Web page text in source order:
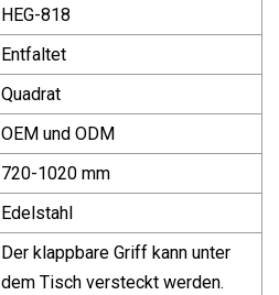
HEG-818
Entfaltet
Quadrat
OEM und ODM
720-1020 mm
Edelstahl
Der klappbare Griff kann unter
dem Tisch versteckt werden.